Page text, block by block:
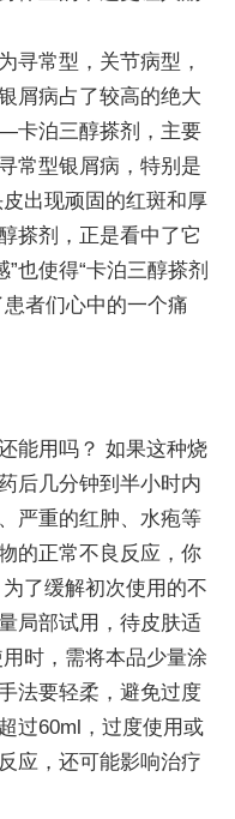
寻常型，关节病型，
屑病占了较高的绝大
卡泊三醇搽剂，主要
常型银屑病，特别是
出现顽固的红斑和厚
搽剂，正是看中了它
也使得“卡泊三醇搽剂
者们心中的一个痛
能用吗？ 如果这种烧
后几分钟到半小时内
严重的红肿、水疱等
的正常不良反应，你
了缓解初次使用的不
局部试用，待皮肤适
时，需将本品少量涂
法要轻柔，避免过度
过60ml，过度使用或
应，还可能影响治疗